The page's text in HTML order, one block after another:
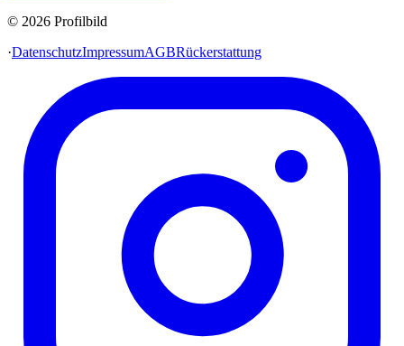
© 2026 Profilbild
·DatenschutzImpressumAGBRückerstattung